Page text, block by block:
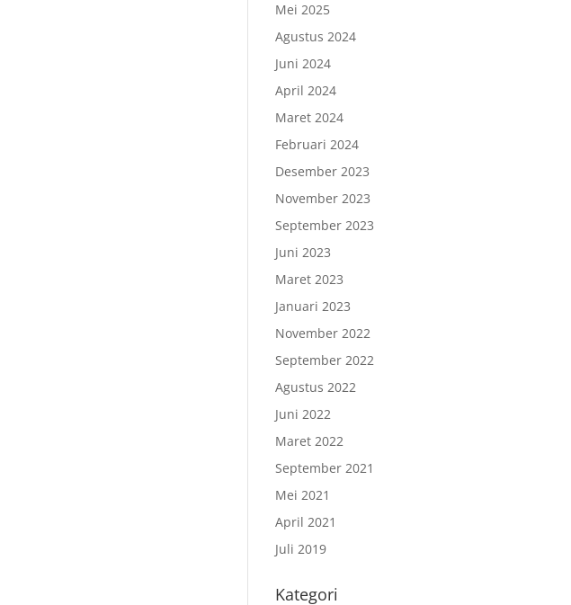
Mei 2025
Agustus 2024
Juni 2024
April 2024
Maret 2024
Februari 2024
Desember 2023
November 2023
September 2023
Juni 2023
Maret 2023
Januari 2023
November 2022
September 2022
Agustus 2022
Juni 2022
Maret 2022
September 2021
Mei 2021
April 2021
Juli 2019
Kategori